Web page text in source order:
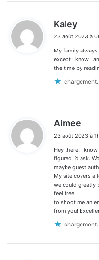
Kaley
t
:
23 août 2023 à
My family always
except I know I
the time by
Aimee
t
:
23 août 2023 à
Hey there! I
figured I’d ask.
maybe guest
My site covers a
we could greatly
feel free
to shoot me an
from you!